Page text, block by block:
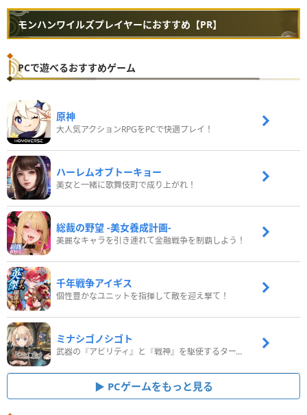
モンハンワイルズプレイヤーにおすすめ【PR】
PCで遊べるおすすめゲーム
原神
大人気アクションRPGをPCで快適プレイ！
ハーレムオブトーキョー
美女と一緒に歌舞伎町で成り上がれ！
総裁の野望 -美女養成計画-
美麗なキャラを引き連れて金融戦争を制覇しよう！
千年戦争アイギス
個性豊かなユニットを指揮して敵を迎え撃て！
ミナシゴノシゴト
武器の『アビリティ』と『戦神』を駆使するターン制コマンドバトルRPG！
PCゲームをもっと見る